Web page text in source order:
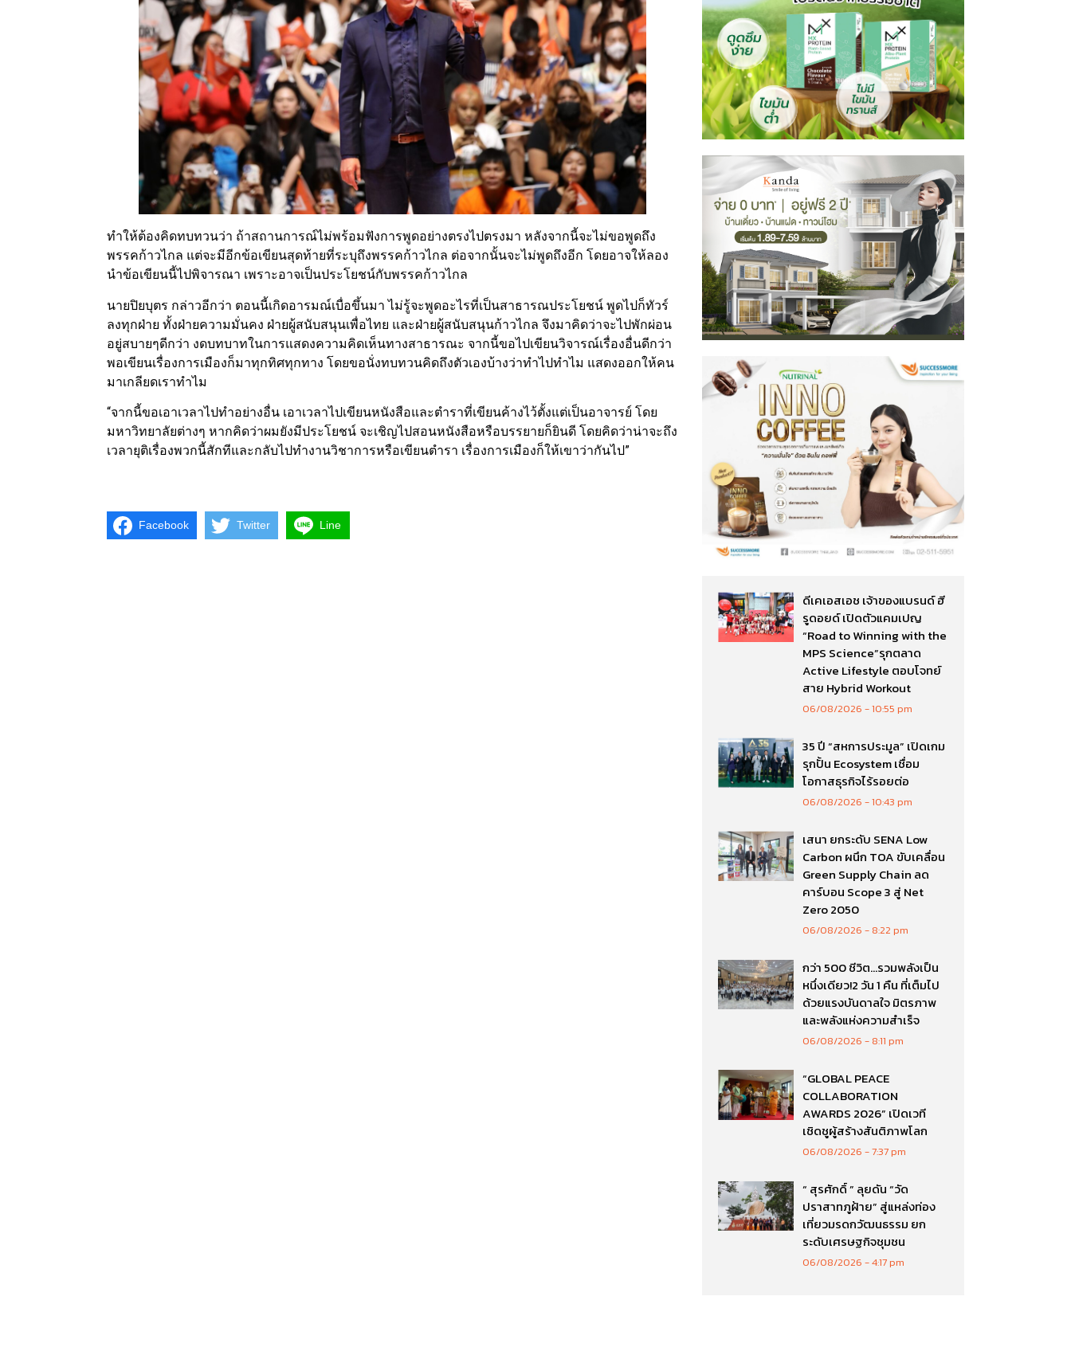
ทำให้ต้องคิดทบทวนว่า ถ้าสถานการณ์ไม่พร้อมฟังการพูดอย่างตรงไปตรงมา หลังจากนี้จะไม่ขอพูดถึง
พรรคก้าวไกล แต่จะมีอีกข้อเขียนสุดท้ายที่ระบุถึงพรรคก้าวไกล ต่อจากนั้นจะไม่พูดถึงอีก โดยอาจให้ลอง
นำข้อเขียนนี้ไปพิจารณา เพราะอาจเป็นประโยชน์กับพรรคก้าวไกล
นายปิยบุตร กล่าวอีกว่า ตอนนี้เกิดอารมณ์เบื่อขึ้นมา ไม่รู้จะพูดอะไรที่เป็นสาธารณประโยชน์ พูดไปก็ทัวร์
ลงทุกฝ่าย ทั้งฝ่ายความมั่นคง ฝ่ายผู้สนับสนุนเพื่อไทย และฝ่ายผู้สนับสนุนก้าวไกล จึงมาคิดว่าจะไปพักผ่อน
อยู่สบายๆดีกว่า งดบทบาทในการแสดงความคิดเห็นทางสาธารณะ จากนี้ขอไปเขียนวิจารณ์เรื่องอื่นดีกว่า
พอเขียนเรื่องการเมืองก็มาทุกทิศทุกทาง โดยขอนั่งทบทวนคิดถึงตัวเองบ้างว่าทำไปทำไม แสดงออกให้คน
มาเกลียดเราทำไม
“จากนี้ขอเอาเวลาไปทำอย่างอื่น เอาเวลาไปเขียนหนังสือและตำราที่เขียนค้างไว้ตั้งแต่เป็นอาจารย์ โดย
มหาวิทยาลัยต่างๆ หากคิดว่าผมยังมีประโยชน์ จะเชิญไปสอนหนังสือหรือบรรยายก็ยินดี โดยคิดว่าน่าจะถึง
เวลายุติเรื่องพวกนี้สักทีและกลับไปทำงานวิชาการหรือเขียนตำรา เรื่องการเมืองก็ให้เขาว่ากันไป”
Facebook Twitter Line
ดีเคเอสเอช เจ้าของแบรนด์ ฮี
รูดอยด์ เปิดตัวแคมเปญ
“Road to Winning with the
MPS Science”รุกตลาด
Active Lifestyle ตอบโจทย์
สาย Hybrid Workout
06/08/2026 10:55 pm
35 ปี “สหการประมูล” เปิดเกม
รุกปั้น Ecosystem เชื่อม
โอกาสธุรกิจไร้รอยต่อ
06/08/2026 10:43 pm
เสนา ยกระดับ SENA Low
Carbon ผนึก TOA ขับเคลื่อน
Green Supply Chain ลด
คาร์บอน Scope 3 สู่ Net
Zero 2050
06/08/2026 8:22 pm
กว่า 500 ชีวิต…รวมพลังเป็น
หนึ่งเดียว!2 วัน 1 คืน ที่เต็มไป
ด้วยแรงบันดาลใจ มิตรภาพ
และพลังแห่งความสำเร็จ
06/08/2026 8:11 pm
“GLOBAL PEACE
COLLABORATION
AWARDS 2026” เปิดเวที
เชิดชูผู้สร้างสันติภาพโลก
06/08/2026 7:37 pm
“ สุรศักดิ์ ” ลุยดัน “วัด
ปราสาทภูฝ้าย” สู่แหล่งท่อง
เที่ยวมรดกวัฒนธรรม ยก
ระดับเศรษฐกิจชุมชน
06/08/2026 4:17 pm